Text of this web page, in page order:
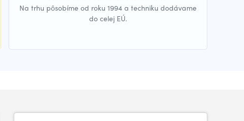
Na trhu pôsobíme od roku 1994 a techniku dodávame
do celej EÚ.